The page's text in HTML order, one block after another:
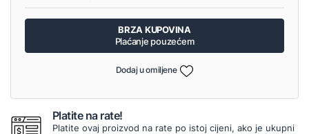
BRZA KUPOVINA
Plaćanje pouzećem
Dodaj u omiljene
Platite na rate!
Platite ovaj proizvod na rate po istoj cijeni, ako je ukupni